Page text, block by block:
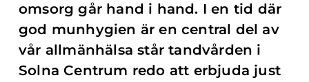
omsorg går hand i hand. I en tid där
god munhygien är en central del av
vår allmänhälsa står tandvården i
Solna Centrum redo att erbjuda just